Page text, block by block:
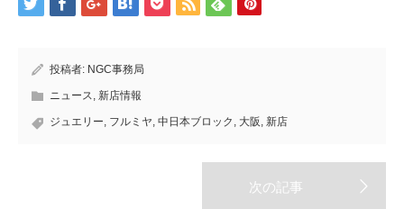
投稿者: NGC事務局
ニュース 新店情報
ジュエリー フルミヤ 中日本ブロック 大阪 新店